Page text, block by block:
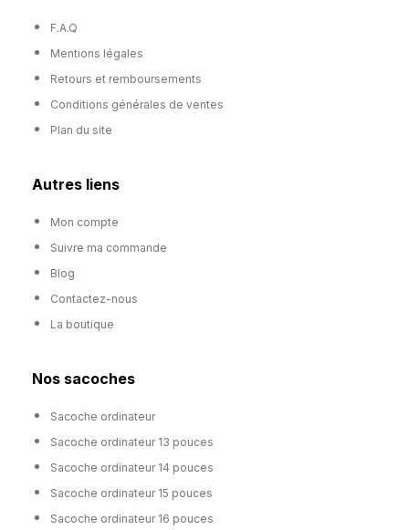
F.A.Q
Mentions légales
Retours et remboursements
Conditions générales de ventes
Plan du site
Autres liens
Mon compte
Suivre ma commande
Blog
Contactez-nous
La boutique
Nos sacoches
Sacoche ordinateur
Sacoche ordinateur 13 pouces
Sacoche ordinateur 14 pouces
Sacoche ordinateur 15 pouces
Sacoche ordinateur 16 pouces